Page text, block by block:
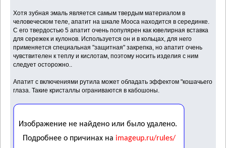
Хотя зубная эмаль является самым твердым материалом в
человеческом теле, апатит на шкале Мооса находится в серединке.
С его твердостью 5 апатит очень популярен как ювелирная вставка
для сережек и кулонов. Используется он и в кольцах, для него
применяется специальная "защитная" закрепка, но апатит очень
чувствителен к теплу и кислотам, поэтому носить изделия с ним
следует осторожно..
Апатит с включениями рутила может обладать эффектом "кошачьего
глаза. Такие кристаллы ограниваются в кабошоны.